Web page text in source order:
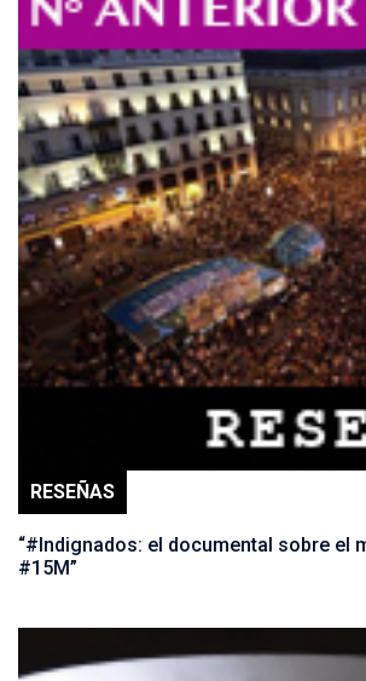
RESEÑAS
“#Indignados: el documental sobre el
#15M”